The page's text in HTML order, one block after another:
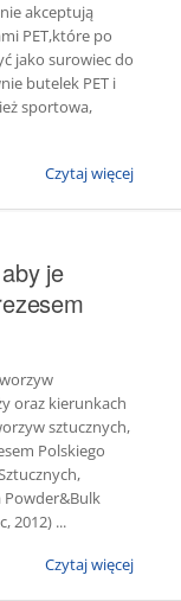
akceptują
PET,które po
jako surowiec do
butelek PET i
sportowa,
Czytaj więcej
je
oraz kierunkach
sztucznych,
Polskiego
Powder&Bulk
2012) ...
Czytaj więcej